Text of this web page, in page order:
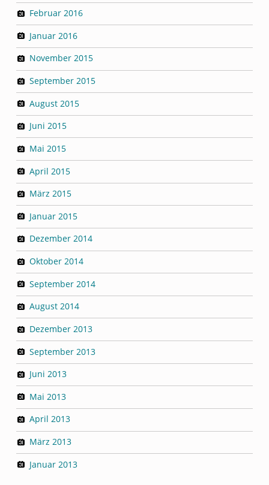
Februar 2016
Januar 2016
November 2015
September 2015
August 2015
Juni 2015
Mai 2015
April 2015
März 2015
Januar 2015
Dezember 2014
Oktober 2014
September 2014
August 2014
Dezember 2013
September 2013
Juni 2013
Mai 2013
April 2013
März 2013
Januar 2013